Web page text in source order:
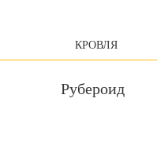
КРОВЛЯ
Рубероид